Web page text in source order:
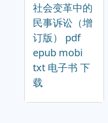
社会变革中的
民事诉讼（增
订版） pdf
epub mobi
txt 电子书 下
载